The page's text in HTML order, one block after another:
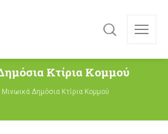
Κτίρια Κομμού
Μινωικά Δημόσια Κτίρια Κομμού